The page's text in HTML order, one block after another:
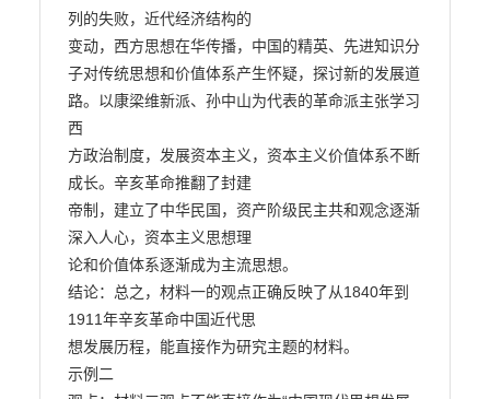
列的失败，近代经济结构的
变动，西方思想在华传播，中国的精英、先进知识分
子对传统思想和价值体系产生怀疑，探讨新的发展道
路。以康梁维新派、孙中山为代表的革命派主张学习
西
方政治制度，发展资本主义，资本主义价值体系不断
成长。辛亥革命推翻了封建
帝制，建立了中华民国，资产阶级民主共和观念逐渐
深入人心，资本主义思想理
论和价值体系逐渐成为主流思想。
结论：总之，材料一的观点正确反映了从1840年到
1911年辛亥革命中国近代思
想发展历程，能直接作为研究主题的材料。
示例二